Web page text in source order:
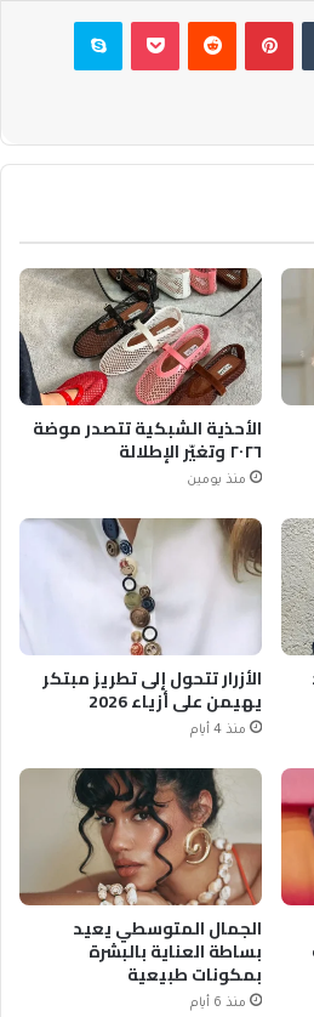
بينتيريست بوكيت سكايب
الأحذية الشبكية تتصدر موضة
٢٠٢٦ وتغيّر الإطلالة
منذ يومين
الأزرار تتحول إلى تطريز مبتكر
يهيمن على أزياء 2026
منذ 4 أيام
الجمال المتوسطي يعيد
بساطة العناية بالبشرة
بمكونات طبيعية
منذ 6 أيام